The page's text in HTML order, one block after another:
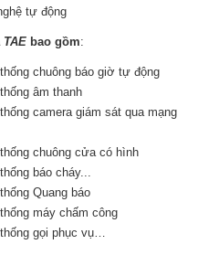
tự động
TAE bao gồm:
chuông báo giờ tự động
âm thanh
camera giám sát qua mạng
chuông cửa có hình
báo cháy...
Quang báo
máy chấm công
gọi phục vụ…